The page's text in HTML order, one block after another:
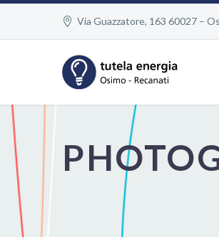
Via Guazzatore, 163 60027 –